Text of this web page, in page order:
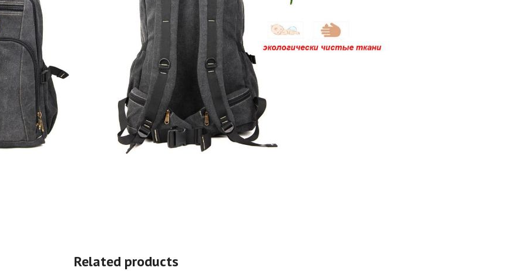
Related products